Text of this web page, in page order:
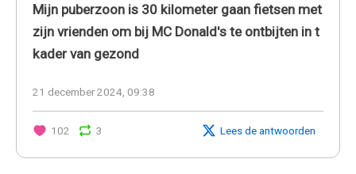
Mijn puberzoon is 30 kilometer gaan fietsen met
zijn vrienden om bij MC Donald's te ontbijten in t
kader van gezond
21 december 2024, 09:38
102 3 Lees de antwoorden